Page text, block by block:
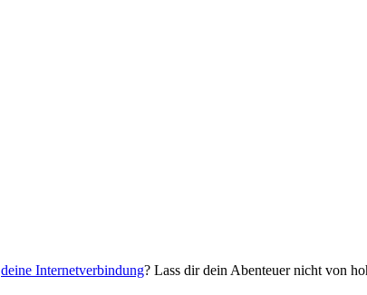
deine Internetverbindung? Lass dir dein Abenteuer nicht von